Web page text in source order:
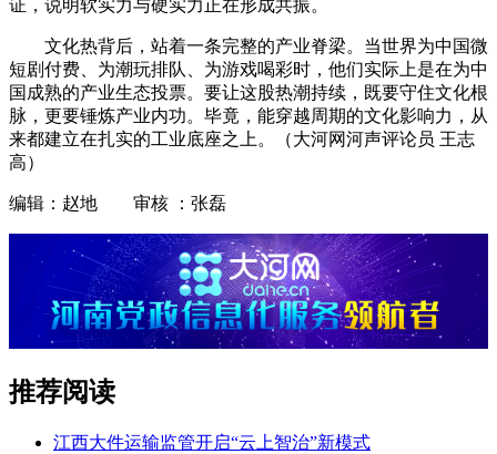
证，说明软实力与硬实力正在形成共振。
文化热背后，站着一条完整的产业脊梁。当世界为中国微
短剧付费、为潮玩排队、为游戏喝彩时，他们实际上是在为中
国成熟的产业生态投票。要让这股热潮持续，既要守住文化根
脉，更要锤炼产业内功。毕竟，能穿越周期的文化影响力，从
来都建立在扎实的工业底座之上。（大河网河声评论员 王志
高）
编辑：赵地 审核 ：张磊
推荐阅读
江西大件运输监管开启“云上智治”新模式